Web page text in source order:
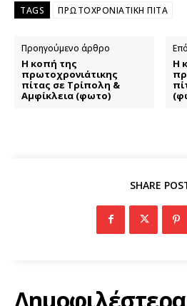
TAGS ΠΡΩΤΟΧΡΟΝΙΑΤΙΚΗ ΠΙΤΑ
Προηγούμενο άρθρο
Η κοπή της
πρωτοχρονιάτικης
πίτας σε Τρίπολη &
Αμφίκλεια (φωτο)
Η
SHARE
Δημοφιλέστερα